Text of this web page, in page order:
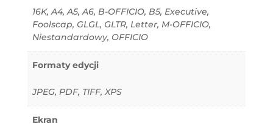
16K, A4, A5, A6, B-OFFICIO, B5, Executive,
Foolscap, GLGL, GLTR, Letter, M-OFFICIO,
Niestandardowy, OFFICIO
Formaty edycji
JPEG, PDF, TIFF, XPS
Ekran